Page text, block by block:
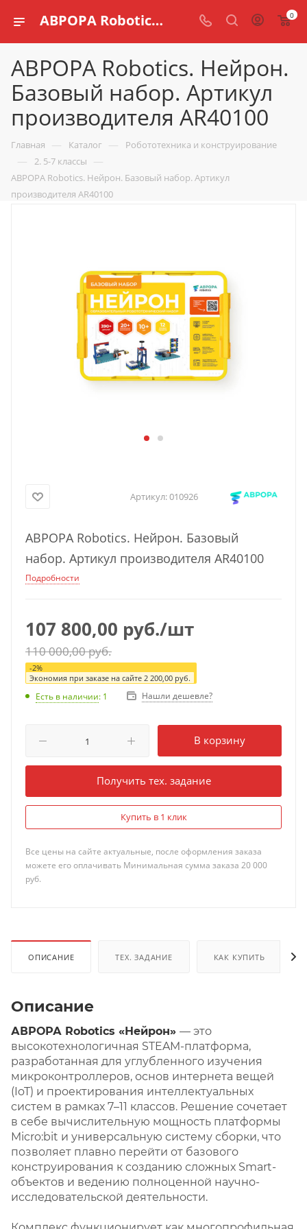
АВРОРА Robotics. Нейрон. Базовый набор. Артикул производителя AR40100 купить по доступной цене в интернет магазине schools.ru 0
АВРОРА Robotics. Нейрон.
Базовый набор. Артикул
производителя AR40100
Главная — Каталог — Робототехника и конструирование
— 2. 5-7 классы —
АВРОРА Robotics. Нейрон. Базовый набор. Артикул
производителя AR40100
Артикул:010926
АВРОРА Robotics. Нейрон. Базовый
набор. Артикул производителя AR40100
Подробности
107 800,00 руб./шт
110 000,00руб.
-2%
Экономия при заказе на сайте 2 200,00 руб.
Есть в наличии: 1 Нашли дешевле?
В корзину
Получить тех. задание
Купить в 1 клик
Все цены на сайте актуальные, после оформления заказа
можете его оплачивать Минимальная сумма заказа 20 000
руб.
ОПИСАНИЕ ТЕХ. ЗАДАНИЕ КАК КУПИТЬ
Описание
АВРОРА Robotics «Нейрон» — это
высокотехнологичная STEAM-платформа,
разработанная для углубленного изучения
микроконтроллеров, основ интернета вещей
(IoT) и проектирования интеллектуальных
систем в рамках 7–11 классов. Решение сочетает
в себе вычислительную мощность платформы
Micro:bit и универсальную систему сборки, что
позволяет плавно перейти от базового
конструирования к созданию сложных Smart-
объектов и ведению полноценной научно-
исследовательской деятельности.